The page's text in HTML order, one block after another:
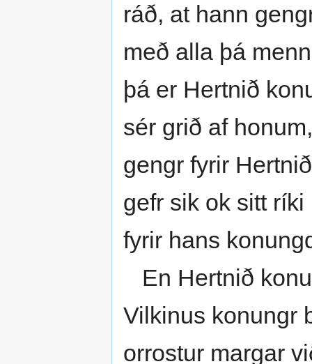
ráð, at hann
með alla þá
þá er Hertnið
sér grið af
gengr fyrir
gefr sik ok sitt
fyrir hans
En Hertnið
Vilkinus konungr
orrostur margar